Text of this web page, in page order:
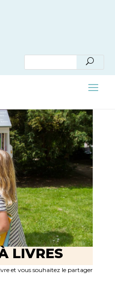
LIVRES
et vous souhaitez le partager